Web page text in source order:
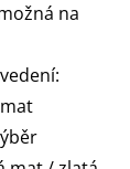
na